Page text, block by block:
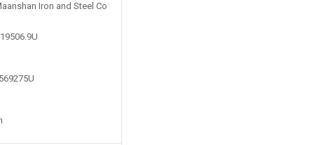
Iron and Steel Co